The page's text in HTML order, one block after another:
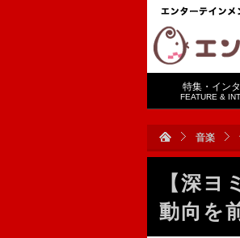
特集・イン
FEATURE &
音楽
【深
動向を